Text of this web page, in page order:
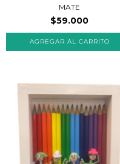
MATE
$59.000